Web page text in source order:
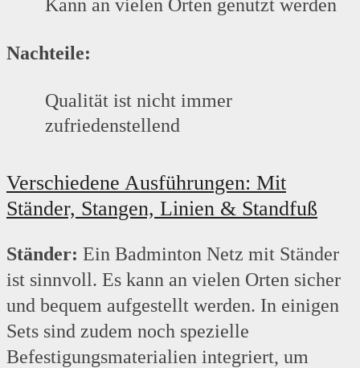
Kann an vielen Orten genutzt werden
Nachteile:
Qualität ist nicht immer
zufriedenstellend
Verschiedene Ausführungen: Mit
Ständer, Stangen, Linien & Standfuß
Ständer: Ein Badminton Netz mit Ständer
ist sinnvoll. Es kann an vielen Orten sicher
und bequem aufgestellt werden. In einigen
Sets sind zudem noch spezielle
Befestigungsmaterialien integriert, um